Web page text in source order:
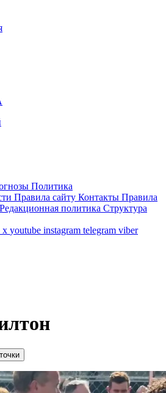
Политика
Правила сайту Контакты Правила
Редакционная политика Структура
x youtube instagram telegram viber